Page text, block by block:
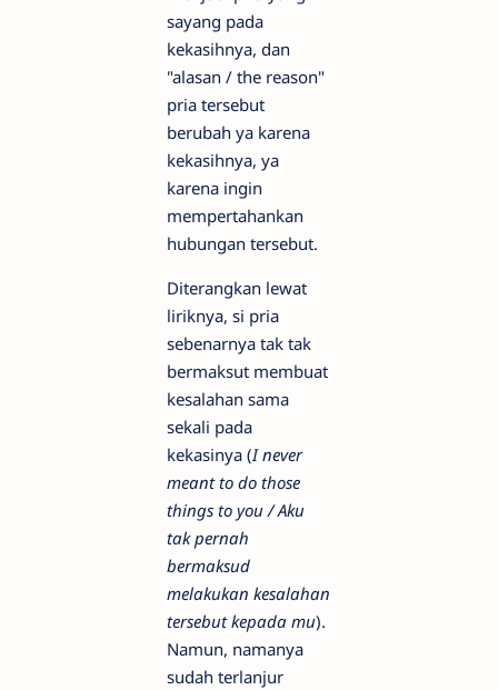
sayang pada
kekasihnya, dan
"alasan / the reason"
pria tersebut
berubah ya karena
kekasihnya, ya
karena ingin
mempertahankan
hubungan tersebut.
Diterangkan lewat
liriknya, si pria
sebenarnya tak tak
bermaksut membuat
kesalahan sama
sekali pada
kekasinya (I never
meant to do those
things to you / Aku
tak pernah
bermaksud
melakukan kesalahan
tersebut kepada mu).
Namun, namanya
sudah terlanjur